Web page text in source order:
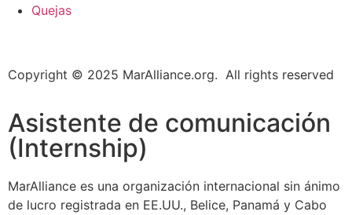
Quejas
Copyright © 2025 MarAlliance.org. All rights reserved
Asistente de comunicación
(Internship)
MarAlliance es una organización internacional sin ánimo
de lucro registrada en EE.UU., Belice, Panamá y Cabo